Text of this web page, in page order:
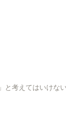
と考えてはいけ